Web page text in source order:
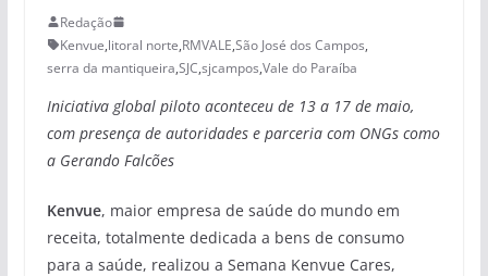
Redação
Kenvue,litoral norte,RMVALE,São José dos Campos,
serra da mantiqueira,SJC,sjcampos,Vale do Paraíba
Iniciativa global piloto aconteceu de 13 a 17 de maio,
com presença de autoridades e parceria com ONGs como
a Gerando Falcões
Kenvue, maior empresa de saúde do mundo em
receita, totalmente dedicada a bens de consumo
para a saúde, realizou a Semana Kenvue Cares,